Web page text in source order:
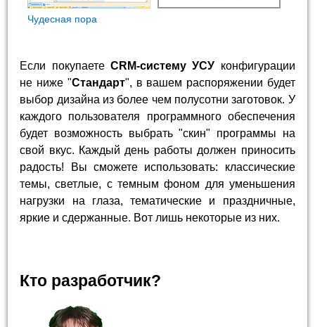
Чудесная пора
Если покупаете CRM-систему УСУ конфигурации
не ниже "Стандарт", в вашем распоряжении будет
выбор дизайна из более чем полусотни заготовок. У
каждого пользователя программного обеспечения
будет возможность выбрать "скин" программы на
свой вкус. Каждый день работы должен приносить
радость! Вы сможете использовать: классические
темы, светлые, с темным фоном для уменьшения
нагрузки на глаза, тематические и праздничные,
яркие и сдержанные. Вот лишь некоторые из них.
Кто разработчик?